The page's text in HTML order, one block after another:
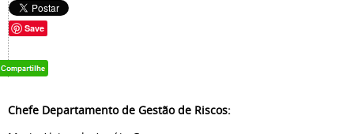
Save
Chefe Departamento de Gestão de Riscos: